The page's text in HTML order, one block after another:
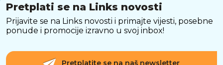
Pretplati se na Links novosti
Prijavite se na Links novosti i primajte vijesti, posebne
ponude i promocije izravno u svoj inbox!
Pretplatite se na naš newsletter